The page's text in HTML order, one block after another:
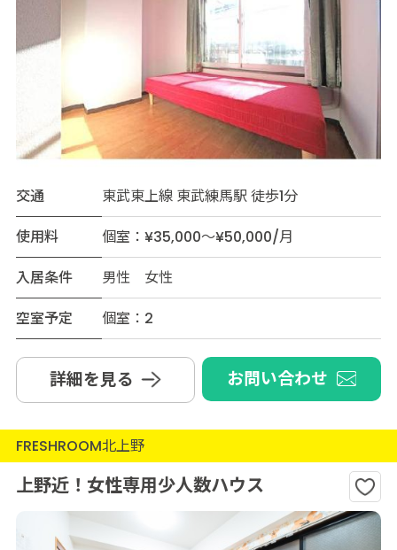
交通
東武東上線 東武練馬駅 徒歩1分
使用料
個室：¥35,000～¥50,000/月
入居条件
男性 女性
空室予定
個室：2
詳細を見る お問い合わせ
FRESHROOM北上野
上野近！女性専用少人数ハウス